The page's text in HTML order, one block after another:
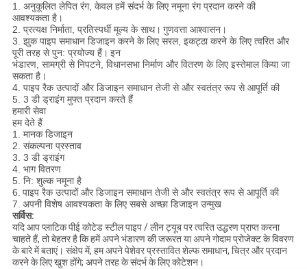
1. अनुकूलित लेपित रंग, केवल हमें संदर्भ के लिए नमूना रंग प्रदान करने की
आवश्यकता है।
2. प्रत्यक्ष निर्माता, प्रतिस्पर्धी मूल्य के साथ। गुणवत्ता आश्वासन।
3. झुक पाइप समाधान डिजाइन करने के लिए सरल, इकट्ठा करने के लिए त्वरित और
पूरी तरह से पुन: प्रयोज्य हैं। इन
भंडारण, सामग्री से निपटने, विधानसभा निर्माण और वितरण के लिए इस्तेमाल किया जा
सकता है।
4. पाइप रैक उत्पादों और डिजाइन समाधान तेजी से और स्वतंत्र रूप से आपूर्ति की
5. 3 डी ड्राइंग मुफ्त प्रदान करते हैं
हमारी सेवा
हम देते हैं
1. मानक डिजाइन
2. संकल्पना प्रस्ताव
3. 3 डी ड्राइंग
4. भाग वितरण
5. नि: शुल्क नमूना है
6. पाइप रैक उत्पादों और डिजाइन समाधान तेजी से और स्वतंत्र रूप से आपूर्ति की
7. अपनी विशेष आवश्यकता के लिए सबसे अच्छा डिजाइन उन्मुख
सर्विस:
यदि आप प्लाटिक पीई कोटेड स्टील पाइप / लीन ट्यूब पर त्वरित उद्धरण प्राप्त करना
चाहते हैं, तो बेहतर है कि हमें अपने भंडारण की जरूरत या अपने गोदाम प्रोजेक्ट के विवरण
के बारे में बताएं। संक्षेप में, हम अपने पेशेवर प्रस्तावित शेल्फ समाधान, चित्र और प्रदान
करने के लिए खुश होंगे; अपने तरह के संदर्भ के लिए कोटेशन।